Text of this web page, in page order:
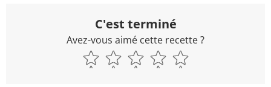
C'est terminé
Avez-vous aimé cette recette ?